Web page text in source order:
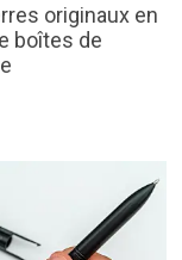
originaux en
boîtes de